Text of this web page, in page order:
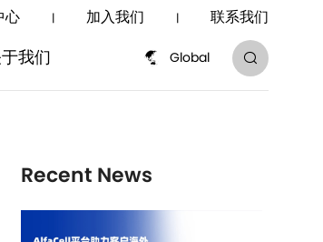
心 加入我们 联系我们
我们
我们
Global
Recent News